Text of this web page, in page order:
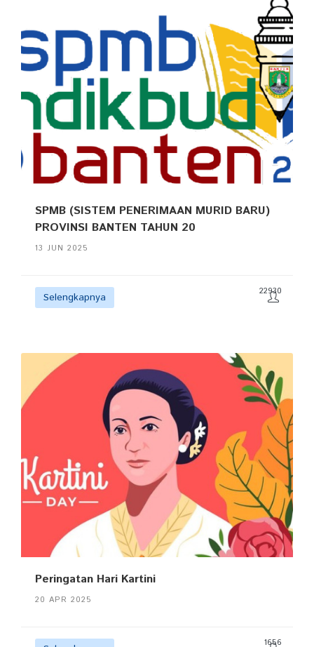
SPMB (SISTEM PENERIMAAN MURID BARU)
PROVINSI BANTEN TAHUN 20
13 JUN 2025
Selengkapnya 22930
Peringatan Hari Kartini
20 APR 2025
1656